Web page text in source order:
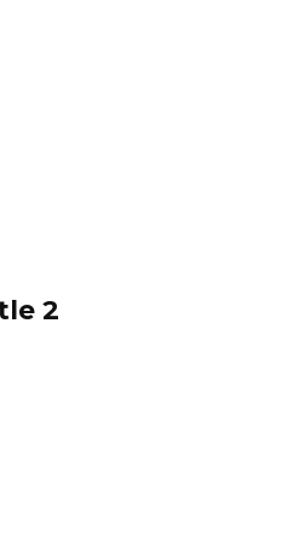
2